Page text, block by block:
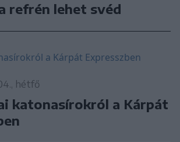
refrén lehet svéd
hétfő
katonasírokról a Kárpát